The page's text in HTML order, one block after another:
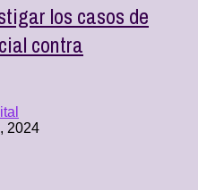
los casos de
contra
2024